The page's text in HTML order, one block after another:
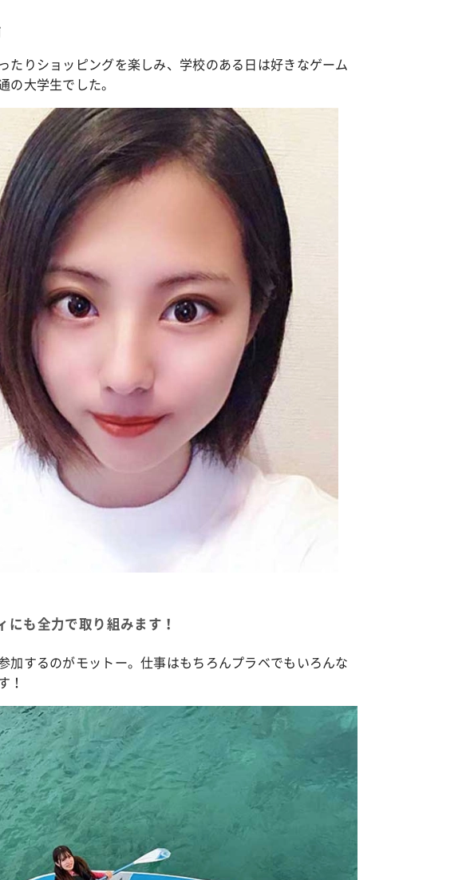
たりショッピングを楽しみ、学校のある日は好きなゲーム
の大学生でした。
にも全力で取り組みます！
加するのがモットー。仕事はもちろんプラベでもいろんな
！